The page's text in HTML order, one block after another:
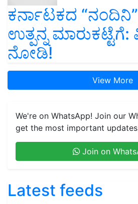
ಕರ್ನಾಟಕದ
ಉತ್ಪನ್ನ
ನೋಡಿ!
View More
We're on WhatsApp! Join our
get the most important
Join on
Latest feeds